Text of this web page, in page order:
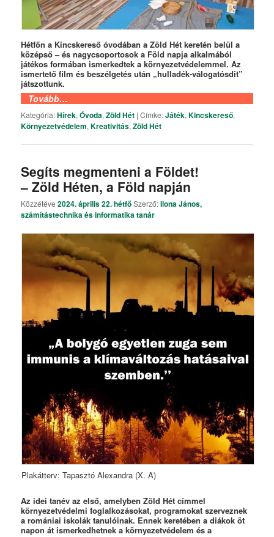
Hétfőn a Kincskereső óvodában a Zöld Hét keretén belül a
középső – és nagycsoportosok a Föld napja alkalmából
játékos formában ismerkedtek a környezetvédelemmel. Az
ismertető film és beszélgetés után „hulladék-válogatósdit”
játszottunk.
Tovább…
Kategória:Hírek,Óvoda,Zöld Hét |Címke:Játék,Kincskereső,
Környezetvédelem,Kreativitás,Zöld Hét
Segíts megmenteni a Földet!
– Zöld Héten, a Föld napján
Közzétéve2024. április 22. hétfőSzerző:Ilona János,
számítástechnika és informatika tanár
Plakátterv: Tapasztó Alexandra (X. A)
Az idei tanév az első, amelyben Zöld Hét címmel
környezetvédelmi foglalkozásokat, programokat szerveznek
a romániai iskolák tanulóinak. Ennek keretében a diákok öt
napon át ismerkedhetnek a környezetvédelem és a